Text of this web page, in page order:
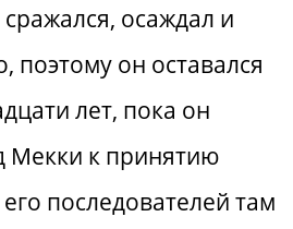
осаждал и
поэтому он оставался
лет, пока он
Мекки к принятию
последователей там